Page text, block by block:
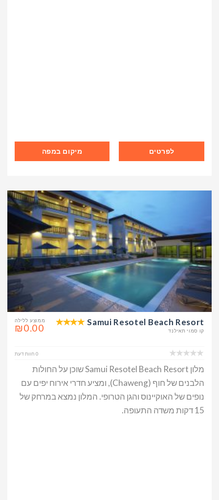
לפרטים מיקום במפה
ממוצע ללילה
₪0.00 Samui Resotel Beach Resort
קו סמוי תאילנד
0 חוות דעת
מלון Samui Resotel Beach Resort שוכן על החולות
הלבנים של חוף (Chaweng), ומציע חדרי אירוח יפים עם
נופים של האוקיינוס והגן הטרופי. המלון נמצא במרחק של
15 דקות משדה התעופה.